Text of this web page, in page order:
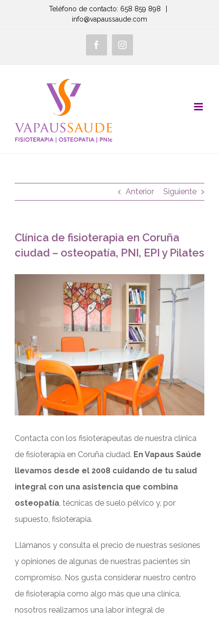
Teléfono de contacto: 658 859 898
info@vapaussaude.com
FacebookInstagram
Anterior Siguiente
Clínica de fisioterapia en Coruña
ciudad – osteopatía, PNI, EPI y Pilates
Contacta con los fisioterapeutas de nuestra clínica
de fisioterapía en Coruña ciudad. En Vapaus Saúde
llevamos desde el 2008 cuidando de tu salud
integral con una asistencia que combina
osteopatía , técnicas de suelo pélvico y, por
supuesto, fisioterapia.
Llámanos y consulta el precio de nuestras sesiones
y opiniones de algunas de nuestras pacientes sin
compromiso. Nos gusta considerar nuestro centro
de fisioterapia como algo más que una clínica,
nosotros realizamos una labor integral de